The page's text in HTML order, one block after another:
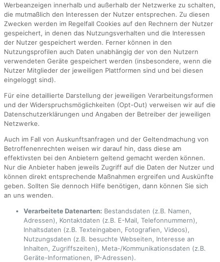
Werbeanzeigen innerhalb und außerhalb der Netzwerke zu schalten,
die mutmaßlich den Interessen der Nutzer entsprechen. Zu diesen
Zwecken werden im Regelfall Cookies auf den Rechnern der Nutzer
gespeichert, in denen das Nutzungsverhalten und die Interessen
der Nutzer gespeichert werden. Ferner können in den
Nutzungsprofilen auch Daten unabhängig der von den Nutzern
verwendeten Geräte gespeichert werden (insbesondere, wenn die
Nutzer Mitglieder der jeweiligen Plattformen sind und bei diesen
eingeloggt sind).
Für eine detaillierte Darstellung der jeweiligen Verarbeitungsformen
und der Widerspruchsmöglichkeiten (Opt-Out) verweisen wir auf die
Datenschutzerklärungen und Angaben der Betreiber der jeweiligen
Netzwerke.
Auch im Fall von Auskunftsanfragen und der Geltendmachung von
Betroffenenrechten weisen wir darauf hin, dass diese am
effektivsten bei den Anbietern geltend gemacht werden können.
Nur die Anbieter haben jeweils Zugriff auf die Daten der Nutzer und
können direkt entsprechende Maßnahmen ergreifen und Auskünfte
geben. Sollten Sie dennoch Hilfe benötigen, dann können Sie sich
an uns wenden.
Verarbeitete Datenarten: Bestandsdaten (z.B. Namen,
Adressen), Kontaktdaten (z.B. E-Mail, Telefonnummern),
Inhaltsdaten (z.B. Texteingaben, Fotografien, Videos),
Nutzungsdaten (z.B. besuchte Webseiten, Interesse an
Inhalten, Zugriffszeiten), Meta-/Kommunikationsdaten (z.B.
Geräte-Informationen, IP-Adressen).